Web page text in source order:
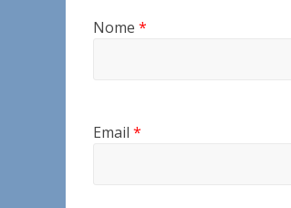
Nome *
Email *